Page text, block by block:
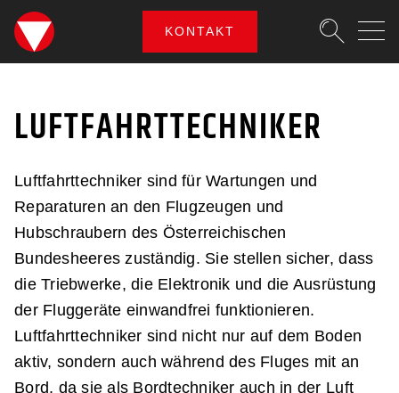
SKIPLINKS Zum Inhalt (Accesskey: 0)
Zur Hauptnavigation
Zur Portalnavigation
Zur Metanavigation
Zum Footer (Accesskey: 6)
KONTAKT
LUFTFAHRTTECHNIKER
LUFTFAHRTTECHNIKER
Luftfahrttechniker sind für Wartungen und
Reparaturen an den Flugzeugen und
Hubschraubern des Österreichischen
Bundesheeres zuständig. Sie stellen sicher, dass
die Triebwerke, die Elektronik und die Ausrüstung
der Fluggeräte einwandfrei funktionieren.
Luftfahrt­techniker sind nicht nur auf dem Boden
aktiv, sondern auch während des Fluges mit an
Bord, da sie als Bordtechniker auch in der Luft